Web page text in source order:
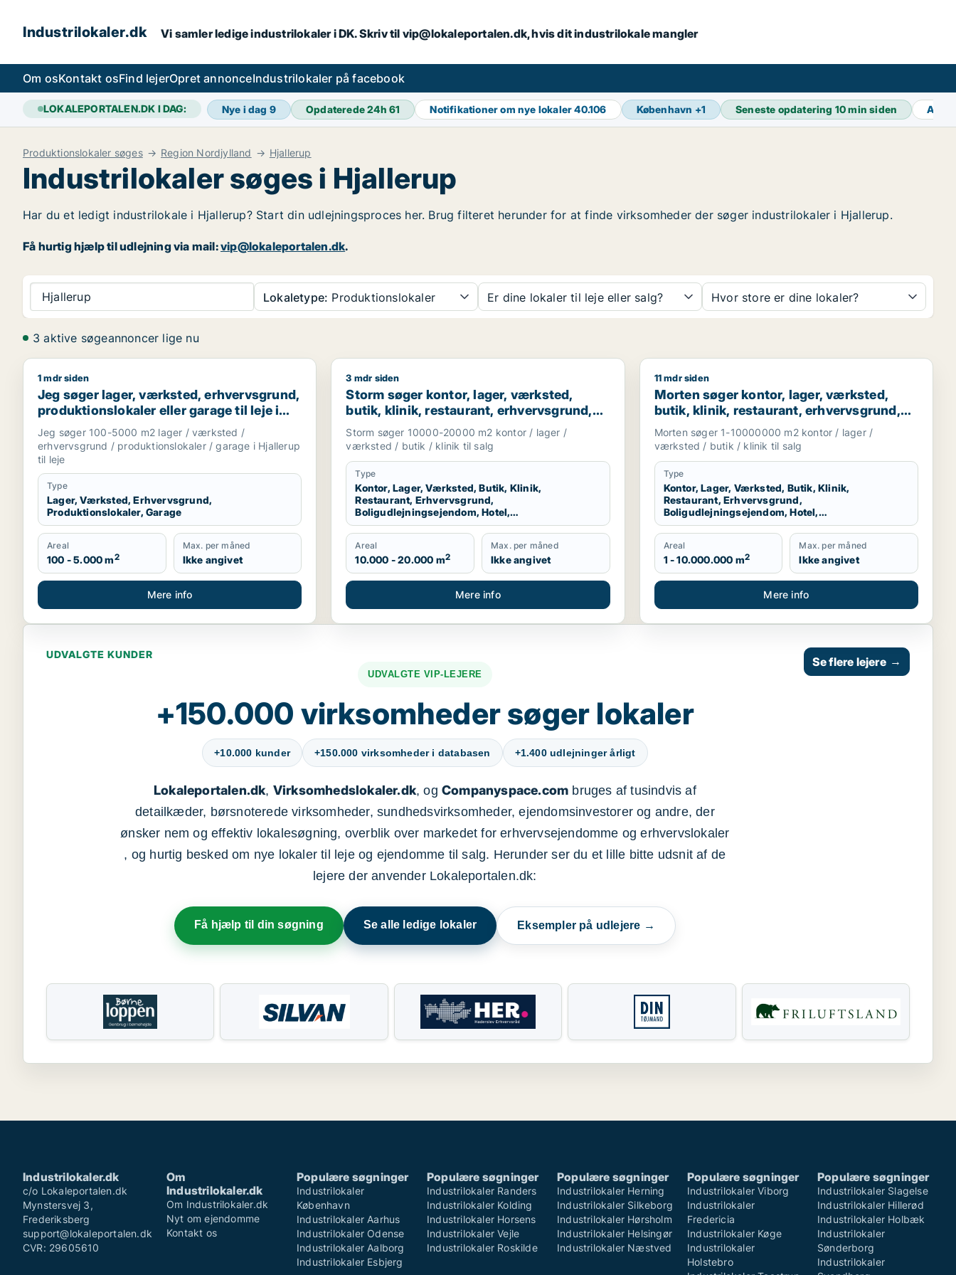
Industrilokaler.dk Vi samler ledige industrilokaler i DK. Skriv til vip@lokaleportalen.dk, hvis dit industrilokale mangler
Om osKontakt osFind lejerOpret annonceIndustrilokaler på facebook
LOKALEPORTALEN.DK I DAG: Nye i dag 9 Opdaterede 24h61 Notifikationer om nye lokaler40.106 København +1 Seneste opdatering 10 min siden
Produktionslokaler søges Region Nordjylland Hjallerup
Industrilokaler søges i Hjallerup
Har du et ledigt industrilokale i Hjallerup? Start din udlejningsproces her. Brug filteret herunder for at finde virksomheder der søger industrilokaler i Hjallerup.
Få hurtig hjælp til udlejning via mail:vip@lokaleportalen.dk.
Hjallerup Lokaletype: Produktionslokaler Er dine lokaler til leje eller salg? Hvor store er dine lokaler?
3 aktive søgeannoncer lige nu
Jeg søger lager, værksted, erhvervsgrund, produktionslokaler eller garage til leje i Hjallerup
1 mdr siden
Jeg søger lager, værksted, erhvervsgrund,
produktionslokaler eller garage til leje i
Hjallerup
Jeg søger 100-5000 m2 lager / værksted /
erhvervsgrund / produktionslokaler / garage i Hjallerup
til leje
Type
Lager, Værksted, Erhvervsgrund,
Produktionslokaler, Garage
Areal
100 - 5.000 m2
Max. per måned
Ikke angivet
Mere info
Storm søger kontor, lager, værksted, butik, klinik, restaurant, erhvervsgrund, boligudlejningsejendom, hotel,
3 mdr siden
Storm søger kontor, lager, værksted,
butik, klinik, restaurant, erhvervsgrund,
boligudlejningsejendom, hotel,
produktionslokaler eller garage til salg i
Storm søger 10000-20000 m2 kontor / lager /
værksted / butik / klinik til salg
Type
Kontor, Lager, Værksted, Butik, Klinik,
Restaurant, Erhvervsgrund,
Boligudlejningsejendom, Hotel,
Produktionslokaler, Garage
Areal
10.000 - 20.000 m2
Max. per måned
Ikke angivet
Mere info
Morten søger kontor, lager, værksted, butik, klinik,
11 mdr siden
Morten søger kontor, lager, værksted,
butik, klinik, restaurant, erhvervsgrund,
boligudlejningsejendom, hotel eller
produktionslokaler til salg i Region
Morten søger 1-10000000 m2 kontor / lager /
værksted / butik / klinik til salg
Type
Kontor, Lager, Værksted, Butik, Klinik,
Restaurant, Erhvervsgrund,
Boligudlejningsejendom, Hotel,
Produktionslokaler
Areal
1 - 10.000.000 m2
Max. per måned
Ikke angivet
Mere info
UDVALGTE KUNDER
UDVALGTE VIP-LEJERE
+150.000 virksomheder søger lokaler
+10.000 kunder +150.000 virksomheder i databasen +1.400 udlejninger årligt
Lokaleportalen.dk, Virksomhedslokaler.dk, og Companyspace.com bruges af tusindvis af
detailkæder, børsnoterede virksomheder, sundhedsvirksomheder, ejendomsinvestorer og andre, der
ønsker nem og effektiv lokalesøgning, overblik over markedet for erhvervsejendomme og erhvervslokaler
, og hurtig besked om nye lokaler til leje og ejendomme til salg. Herunder ser du et lille bitte udsnit af de
lejere der anvender Lokaleportalen.dk:
Få hjælp til din søgning Se alle ledige lokaler Eksempler på udlejere →
Se flere lejere →
Industrilokaler.dk
c/o Lokaleportalen.dk
Mynstersvej 3,
Frederiksberg
support@lokaleportalen.dk
CVR: 29605610
Om
Industrilokaler.dk
Om Industrilokaler.dk
Nyt om ejendomme
Kontakt os
Populære søgninger
Industrilokaler
København
Industrilokaler Aarhus
Industrilokaler Odense
Industrilokaler Aalborg
Industrilokaler Esbjerg
Populære søgninger
Industrilokaler Randers
Industrilokaler Kolding
Industrilokaler Horsens
Industrilokaler Vejle
Industrilokaler Roskilde
Populære søgninger
Industrilokaler Herning
Industrilokaler Silkeborg
Industrilokaler Hørsholm
Industrilokaler Helsingør
Industrilokaler Næstved
Populære søgninger
Industrilokaler Viborg
Industrilokaler
Fredericia
Industrilokaler Køge
Industrilokaler
Holstebro
Populære søgninger
Industrilokaler Slagelse
Industrilokaler Hillerød
Industrilokaler Holbæk
Industrilokaler
Sønderborg
Industrilokaler